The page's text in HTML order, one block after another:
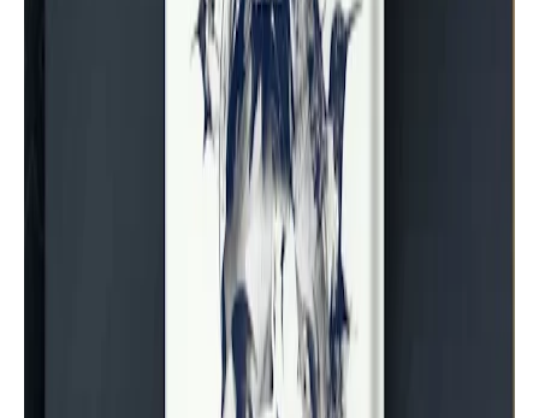
أساسيات الكتابة
تحميل كتاب أصول التأليف والإبداع
للدكتور محمد علي عارف جعلوك | موقع